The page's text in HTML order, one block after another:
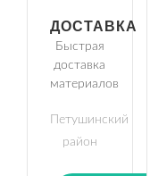
ДОСТАВКА
Быстрая
доставка
материалов
Петушинский
район